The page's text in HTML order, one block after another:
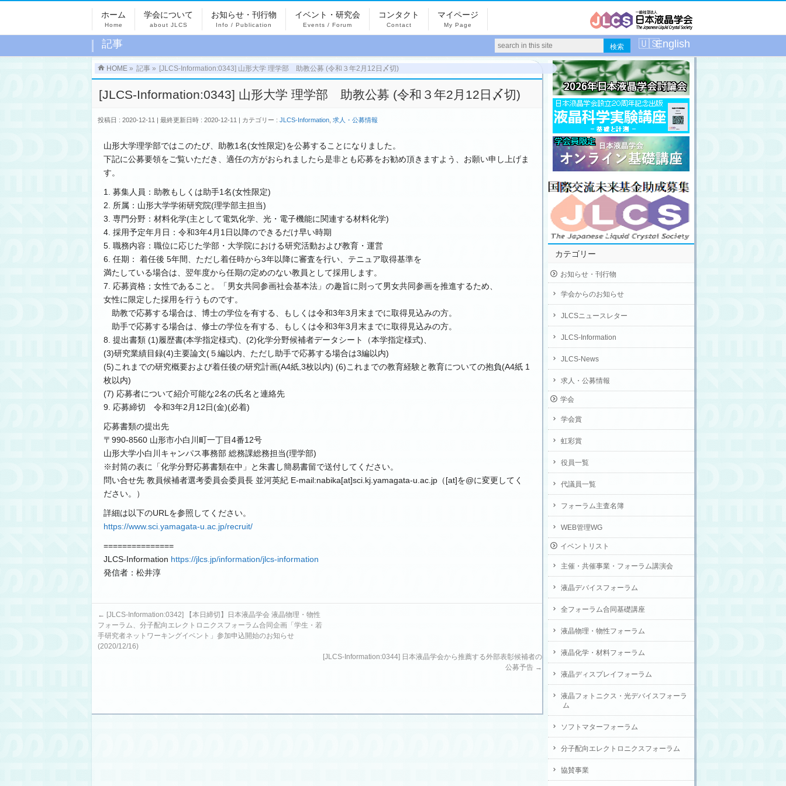
ホーム
Home
学会について
about JLCS
お知らせ・刊行物
Info / Publication
イベント・研究会
Events / Forum
コンタクト
Contact
マイページ
My Page
記事 English
HOME » 記事 » [JLCS-Information:0343] 山形大学 理学部 助教公募 (令和３年2月12日〆切)
[JLCS-Information:0343] 山形大学 理学部 助教公募 (令和３年2月12日〆切)
投稿日 : 2020-12-11 最終更新日時 : 2020-12-11 カテゴリー : JLCS-Information 求人・公募情報
山形大学理学部ではこのたび、助教1名(女性限定)を公募することになりました。
下記に公募要領をご覧いただき、適任の方がおられましたら是非とも応募をお勧め頂きますよう、お願い申し上げま
す。
1. 募集人員：助教もしくは助手1名(女性限定)
2. 所属：山形大学学術研究院(理学部主担当)
3. 専門分野：材料化学(主として電気化学、光・電子機能に関連する材料化学)
4. 採用予定年月日：令和3年4月1日以降のできるだけ早い時期
5. 職務内容：職位に応じた学部・大学院における研究活動および教育・運営
6. 任期： 着任後 5年間、ただし着任時から3年以降に審査を行い、テニュア取得基準を
満たしている場合は、翌年度から任期の定めのない教員として採用します。
7. 応募資格；女性であること。「男女共同参画社会基本法」の趣旨に則って男女共同参画を推進するため、
女性に限定した採用を行うものです。
助教で応募する場合は、博士の学位を有する、もしくは令和3年3月末までに取得見込みの方。
助手で応募する場合は、修士の学位を有する、もしくは令和3年3月末までに取得見込みの方。
8. 提出書類 (1)履歴書(本学指定様式)、(2)化学分野候補者データシート（本学指定様式)、
(3)研究業績目録(4)主要論文(５編以内、ただし助手で応募する場合は3編以内)
(5)これまでの研究概要および着任後の研究計画(A4紙,3枚以内) (6)これまでの教育経験と教育についての抱負(A4紙 1
枚以内)
(7) 応募者について紹介可能な2名の氏名と連絡先
9. 応募締切 令和3年2月12日(金)(必着)
応募書類の提出先
〒990-8560 山形市小白川町一丁目4番12号
山形大学小白川キャンパス事務部 総務課総務担当(理学部)
※封筒の表に「化学分野応募書類在中」と朱書し簡易書留で送付してください。
問い合せ先 教員候補者選考委員会委員⻑ 並河英紀 E-mail:nabika[at]sci.kj.yamagata-u.ac.jp（[at]を@に変更してく
ださい。）
詳細は以下のURLを参照してください。
https://www.sci.yamagata-u.ac.jp/recruit/
===============
JLCS-Information https://jlcs.jp/information/jlcs-information
発信者：松井淳
← [JLCS-Information:0342] 【本日締切】日本液晶学会 液晶物理・物性
フォーラム、分子配向エレクトロニクスフォーラム合同企画「学生・若
手研究者ネットワーキングイベント」参加申込開始のお知らせ
(2020/12/16)
[JLCS-Information:0344] 日本液晶学会から推薦する外部表彰候補者の
公募予告 →
カテゴリー
お知らせ・刊行物
学会からのお知らせ
JLCSニュースレター
JLCS-Information
JLCS-News
求人・公募情報
学会
学会賞
虹彩賞
役員一覧
代議員一覧
フォーラム主査名簿
WEB管理WG
イベントリスト
主催・共催事業・フォーラム講演会
液晶デバイスフォーラム
全フォーラム合同基礎講座
液晶物理・物性フォーラム
液晶化学・材料フォーラム
液晶ディスプレイフォーラム
液晶フォトニクス・光デバイスフォーラ
ム
ソフトマターフォーラム
分子配向エレクトロニクスフォーラム
協賛事業